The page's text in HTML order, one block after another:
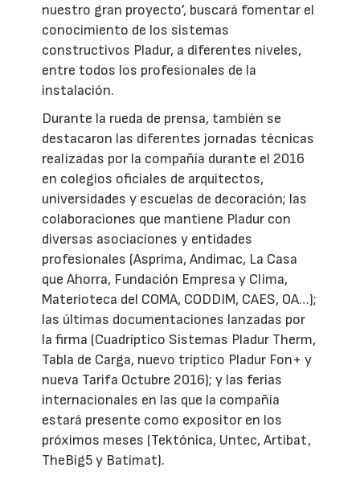
nuestro gran proyecto’, buscará fomentar el
conocimiento de los sistemas
constructivos Pladur, a diferentes niveles,
entre todos los profesionales de la
instalación.
Durante la rueda de prensa, también se
destacaron las diferentes jornadas técnicas
realizadas por la compañía durante el 2016
en colegios oficiales de arquitectos,
universidades y escuelas de decoración; las
colaboraciones que mantiene Pladur con
diversas asociaciones y entidades
profesionales (Asprima, Andimac, La Casa
que Ahorra, Fundación Empresa y Clima,
Materioteca del COMA, CODDIM, CAES, OA…);
las últimas documentaciones lanzadas por
la firma (Cuadríptico Sistemas Pladur Therm,
Tabla de Carga, nuevo tríptico Pladur Fon+ y
nueva Tarifa Octubre 2016); y las ferias
internacionales en las que la compañía
estará presente como expositor en los
próximos meses (Tektónica, Untec, Artibat,
TheBig5 y Batimat).